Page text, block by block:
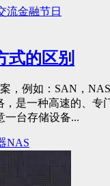
流金融节日
式的区别
，例如：SAN，
，是一种高速的、
一台存储设备...
NAS